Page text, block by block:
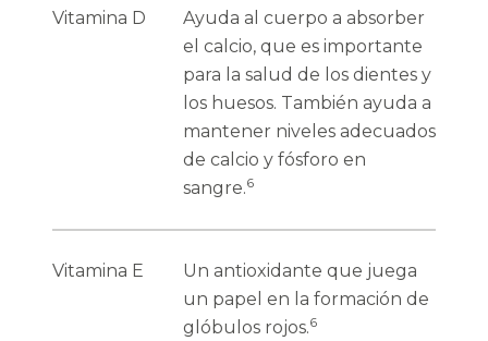
Vitamina D
Ayuda al cuerpo a absorber
el calcio, que es importante
para la salud de los dientes y
los huesos. También ayuda a
mantener niveles adecuados
de calcio y fósforo en
sangre.6
Vitamina E
Un antioxidante que juega
un papel en la formación de
glóbulos rojos.6